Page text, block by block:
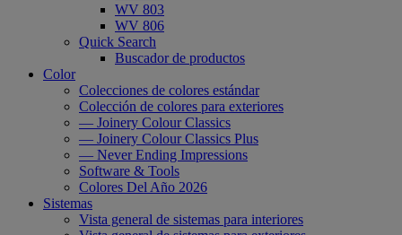
WV 803
WV 806
Quick Search
Buscador de productos
Color
Colecciones de colores estándar
Colección de colores para exteriores
— Joinery Colour Classics
— Joinery Colour Classics Plus
— Never Ending Impressions
Software & Tools
Colores Del Año 2026
Sistemas
Vista general de sistemas para interiores